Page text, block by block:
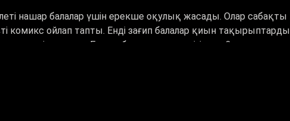
нашар балалар үшін ерекше оқулық жасады. Олар сабақты
комикс ойлап тапты. Енді зағип балалар қиын тақырыптарды
сезіне алады. Бұл жобаның ерекшелігі неде?